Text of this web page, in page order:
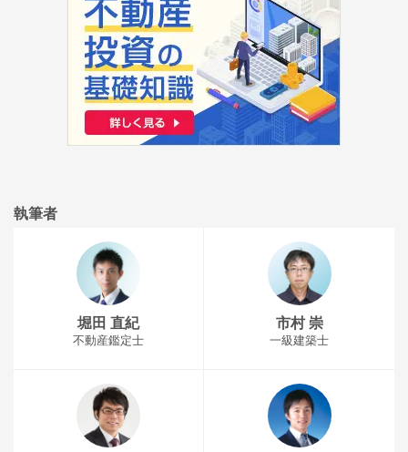
執筆者
堀田 直紀
不動産鑑定士
市村 崇
一級建築士